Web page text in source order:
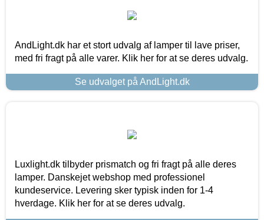
AndLight.dk har et stort udvalg af lamper til lave priser,
med fri fragt på alle varer. Klik her for at se deres udvalg.
Se udvalget på AndLight.dk
Luxlight.dk tilbyder prismatch og fri fragt på alle deres
lamper. Danskejet webshop med professionel
kundeservice. Levering sker typisk inden for 1-4
hverdage. Klik her for at se deres udvalg.